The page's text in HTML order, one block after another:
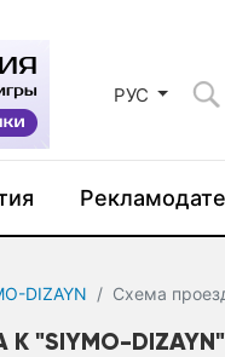
РУС
DIZAYN Схема
"SIYMO-